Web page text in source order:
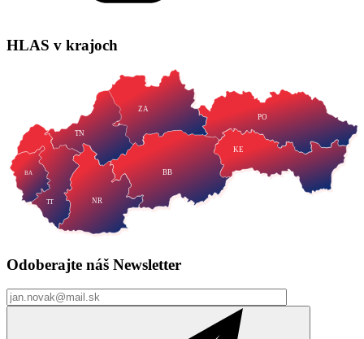
HLAS v krajoch
TT NR
TN
ZA
BB
PO
KE
BA
Odoberajte náš Newsletter